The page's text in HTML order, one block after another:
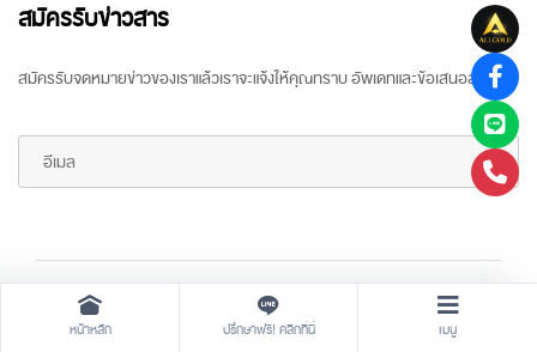
สมัครรับข่าวสาร
สมัครรับจดหมายข่าวของเราแล้วเราจะแจ้งให้คุณทราบ อัพเดทและข้อเสนอล่าสุด
Copyright © 2026 All rights reserved ARR Gold Trading
หน้าหลัก ปรึกษาฟรี! คลิกที่นี่ เมนู